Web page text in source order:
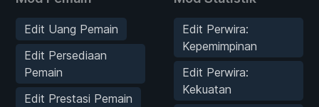
Edit Uang Pemain
Edit Persediaan
Pemain
Edit Prestasi Pemain
Edit Perwira:
Kepemimpinan
Edit Perwira:
Kekuatan